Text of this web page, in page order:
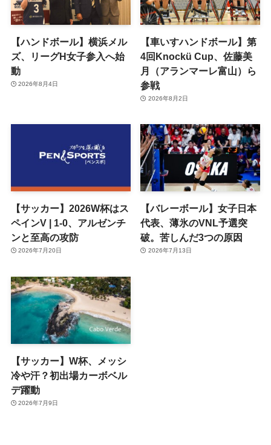
【ハンドボール】横浜メル
ズ、リーグH女子参入へ始
動
2026年8月4日
【車いすハンドボール】第
4回Knockü Cup、佐藤美
月（アランマーレ富山）ら
参戦
2026年8月2日
【サッカー】2026W杯はス
ペインV | 1-0、アルゼンチ
ンと至高の攻防
2026年7月20日
【バレーボール】女子日本
代表、薄氷のVNL予選突
破。苦しんだ3つの原因
2026年7月13日
【サッカー】W杯、メッシ
冷や汗？初出場カーボベル
デ躍動
2026年7月9日